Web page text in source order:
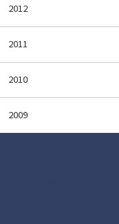
2012
2011
2010
2009